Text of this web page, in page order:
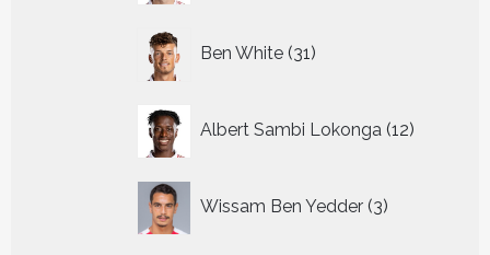
Ben White 31
producten
Albert Sambi Lokonga 12
Wissam Ben Yedder 3
producten